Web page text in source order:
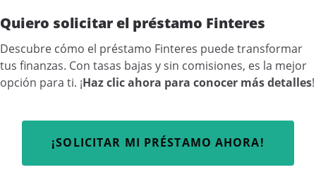
Quiero solicitar el préstamo Finteres
Descubre cómo el préstamo Finteres puede transformar
tus finanzas. Con tasas bajas y sin comisiones, es la mejor
opción para ti. ¡Haz clic ahora para conocer más detalles!
¡SOLICITAR MI PRÉSTAMO AHORA!